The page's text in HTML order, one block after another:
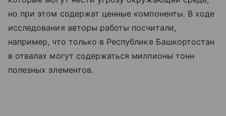
но при этом содержат ценные компоненты. В ходе
исследования авторы работы посчитали,
например, что только в Республике Башкортостан
в отвалах могут содержаться миллионы тонн
полезных элементов.